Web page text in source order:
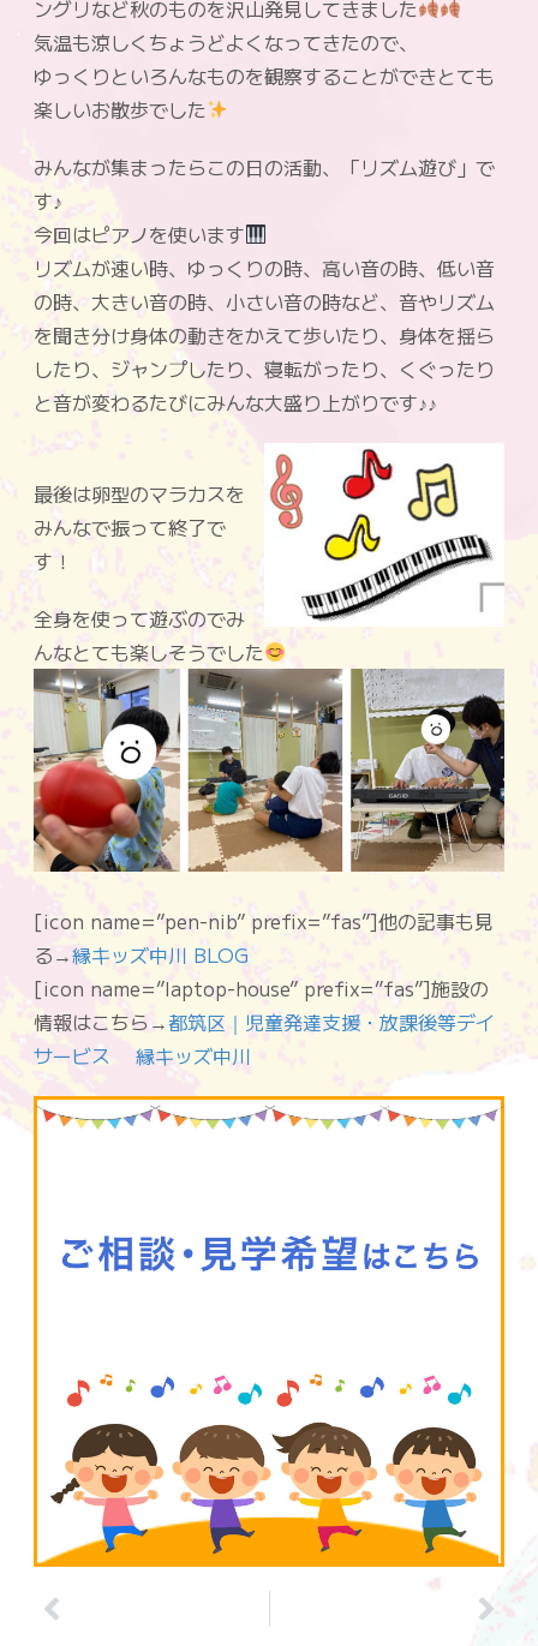
ングリなど秋のものを沢山発見してきました
気温も涼しくちょうどよくなってきたので、
ゆっくりといろんなものを観察することができとても
楽しいお散歩でした
みんなが集まったらこの日の活動、「リズム遊び」で
す♪
今回はピアノを使います
リズムが速い時、ゆっくりの時、高い音の時、低い音
の時、大きい音の時、小さい音の時など、音やリズム
を聞き分け身体の動きをかえて歩いたり、身体を揺ら
したり、ジャンプしたり、寝転がったり、くぐったり
と音が変わるたびにみんな大盛り上がりです♪♪
最後は卵型のマラカスを
みんなで振って終了で
す！
全身を使って遊ぶのでみ
んなとても楽しそうでした
[icon name=”pen-nib” prefix=”fas”]他の記事も見
る→縁キッズ中川 BLOG
[icon name=”laptop-house” prefix=”fas”]施設の
情報はこちら→都筑区｜児童発達支援・放課後等デイ
サービス 縁キッズ中川